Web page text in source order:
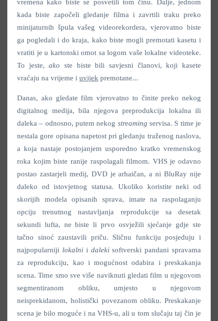
vremena kako biste se posvetili tom činu. Dalje, jednom
kada biste započeli gledanje filma i zavrtili traku preko
minijaturnih špula vašeg videorekordera, vjerovatno biste
ga pogledali i do kraja, kako biste mogli premotati kasetu i
vratiti je u kartonski omot sa logom vaše lokalne videoteke.
To jeste,akoste biste bili savjesni članovi, koji kasete
vraćaju na vrijeme i uvijek premotane...
Danas, ako gledate film vjerovatno to činite preko nekog
digitalnog medija, bila njegova preprodukcija lokalna ili
daleka – odnosno, putem nekog streamingservisa. S time je
nestala gore opisana napetost pri gledanju traženog naslova,
a koja nastaje postojanjem usporedno kratko vremenskog
roka kojim biste ranije raspolagali filmom. VHS je odavno
postao zastarjeli medij, DVD je arhaičan, a ni BluRay nije
daleko od istovjetnog statusa. Ukoliko koristite neki od
skorijih modela opisanih sprava, imate na raspolaganju
opciju trenutnog nastavljanja reprodukcije sa desetak
sekundi lufta, ne biste li prvo osvježili sjećanje gdje ste
tačno sinoć zaustavili priču. Sličnu funkciju posjeduju i
najpopularniji lokalnii dalekisoftverski pandani spravama
za reprodukciju, kao i mogućnost odabira i preskakanja
scena. Time smo sve više naviknuti gledati film u njegovom
segmentiranom obliku, umjesto u njegovom
neisprekidanom, holistički povezanom obliku. Preskakanje
scena je bilo moguće i na VHS-u, ali u tom slučaju taj čin je